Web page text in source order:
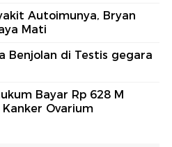
Autoimunya, Bryan
Mati
Benjolan di Testis gegara
Bayar Rp 628 M
Ovarium